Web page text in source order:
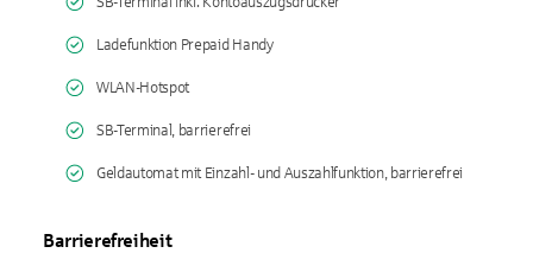
Ladefunktion Prepaid Handy
WLAN-Hotspot
SB-Terminal, barrierefrei
Geldautomat mit Einzahl- und Auszahlfunktion, barrierefrei
Barrierefreiheit